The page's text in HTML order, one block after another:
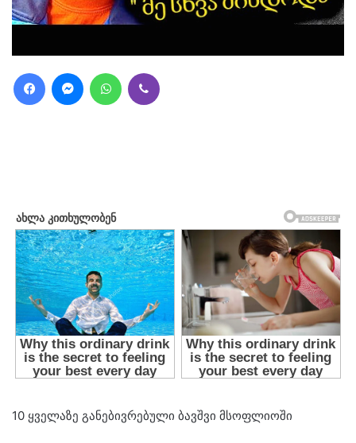
FacebookMessengerWhatsApp
10 ყველაზე განებივრებული ბავშვი მსოფლიოში